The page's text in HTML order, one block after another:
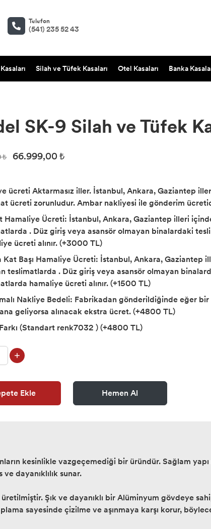
Telefon
(541) 235 52 43
Silah ve Tüfek Kasaları Otel Kasaları Banka
SK-9 Silah ve Tüfek
₺ 66.999,00 ₺
ücreti Aktarmasız iller. İstanbul, Ankara, Gaziantep
ücreti zorunludur. Ambar nakliyesi ile gönderim
Hamaliye Ücreti: İstanbul, Ankara, Gaziantep illeri
. Düz giriş veya asansör olmayan binalardaki
ücreti alınır. (+3000 TL)
Kat Başı Hamaliye Ücreti: İstanbul, Ankara, Gaziantep
teslimatlarda . Düz giriş veya asansör olmayan
hamaliye ücreti alınır. (+1500 TL)
Nakliye Bedeli: Fabrikadan gönderildiğinde eğer
geliyorsa alınacak ekstra ücret. (+4800 TL)
(Standart renk7032 ) (+4800 TL)
Ekle Hemen Al
kesinlikle vazgeçemediği bir üründür. Sağlam
dayanıklılık sunar.
Şık ve dayanıklı bir Alüminyum gövdeye
sayesinde çizilme ve aşınmaya karşı korur,